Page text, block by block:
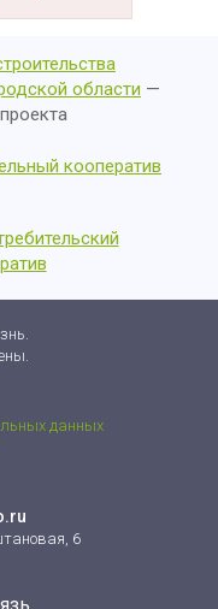
области —
кооператив
данных
6